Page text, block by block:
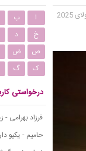
ا ب
خ
د
ص
ض
ک
گ
درخواستی
فرزاد بهرامی -
حامیم - یکیو